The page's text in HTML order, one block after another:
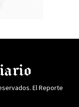
El Reporte